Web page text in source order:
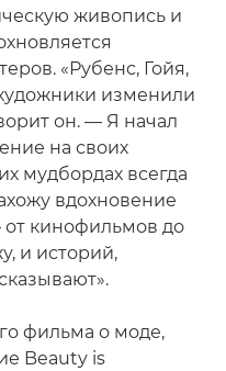
живопись и
«Рубенс, Гойя,
изменили
он. — Я начал
на своих
мудбордах всегда
вдохновение
от кинофильмов до
и историй,
фильма о моде,
Beauty is